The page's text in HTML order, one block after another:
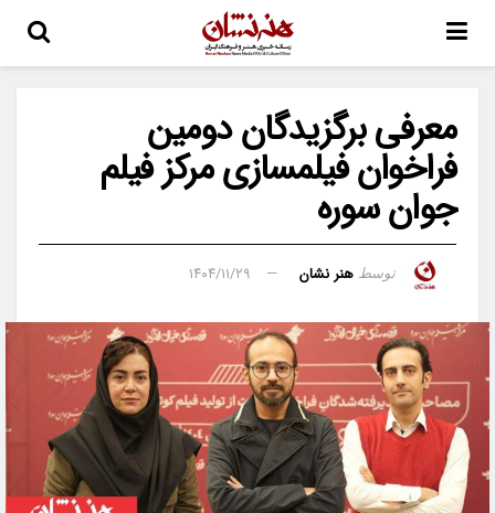
معرفی برگزیدگان دومین
فراخوان فیلمسازی مرکز فیلم
جوان سوره
توسط هنر نشان ۱۴۰۴/۱۱/۲۹